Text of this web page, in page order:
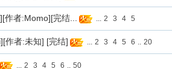
者:Momo][完结... ... 2 3 4 5
作者:未知] [完结] ... 2 3 4 5 6 .. 20
... 2 3 4 5 6 .. 50